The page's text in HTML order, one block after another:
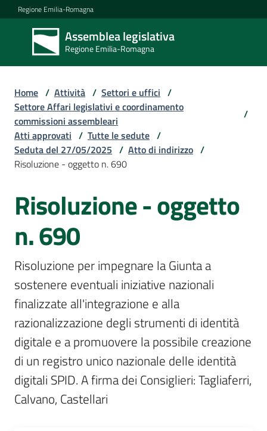
Vai al contenuto
Vai alla navigazione
Vai al footer
Regione Emilia-Romagna
Assemblea legislativa
Regione Emilia-Romagna
Assemblea
legislativa
Regione Emilia-
Assemblea
Per
i
media
Per
i
cittadini
Home / Attività / Settori e uffici /
Settore Affari legislativi e coordinamento
commissioni assembleari
/
Atti approvati / Tutte le sedute /
Seduta del 27/05/2025 / Atto di indirizzo /
Risoluzione - oggetto n. 690
Risoluzione - oggetto
n. 690
Risoluzione per impegnare la Giunta a
sostenere eventuali iniziative nazionali
finalizzate all'integrazione e alla
razionalizzazione degli strumenti di identità
digitale e a promuovere la possibile creazione
di un registro unico nazionale delle identità
digitali SPID. A firma dei Consiglieri: Tagliaferri,
Calvano, Castellari